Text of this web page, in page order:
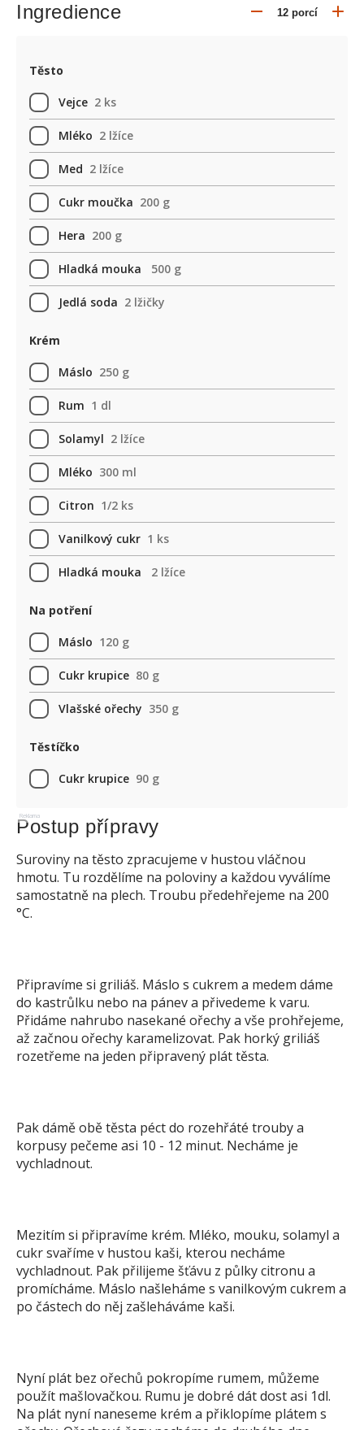
Ingredience
Těsto
Vejce 2 ks
Mléko 2 lžíce
Med 2 lžíce
Cukr moučka 200 g
Hera 200 g
Hladká mouka 500 g
Jedlá soda 2 lžičky
Krém
Máslo 250 g
Rum 1 dl
Solamyl 2 lžíce
Mléko 300 ml
Citron 1/2 ks
Vanilkový cukr 1 ks
Hladká mouka 2 lžíce
Na potření
Máslo 120 g
Cukr krupice 80 g
Vlašské ořechy 350 g
Těstíčko
Cukr krupice 90 g
Reklama
Postup přípravy
Suroviny na těsto zpracujeme v hustou vláčnou
hmotu. Tu rozdělíme na poloviny a každou vyválíme
samostatně na plech. Troubu předehřejeme na 200
°C.
Připravíme si griliáš. Máslo s cukrem a medem dáme
do kastrůlku nebo na pánev a přivedeme k varu.
Přidáme nahrubo nasekané ořechy a vše prohřejeme,
až začnou ořechy karamelizovat. Pak horký griliáš
rozetřeme na jeden připravený plát těsta.
Pak dámě obě těsta péct do rozehřáté trouby a
korpusy pečeme asi 10 - 12 minut. Necháme je
vychladnout.
Mezitím si připravíme krém. Mléko, mouku, solamyl a
cukr svaříme v hustou kaši, kterou necháme
vychladnout. Pak přilijeme šťávu z půlky citronu a
promícháme. Máslo našleháme s vanilkovým cukrem a
po částech do něj zašleháváme kaši.
Nyní plát bez ořechů pokropíme rumem, můžeme
použít mašlovačkou. Rumu je dobré dát dost asi 1dl.
Na plát nyní naneseme krém a přiklopíme plátem s